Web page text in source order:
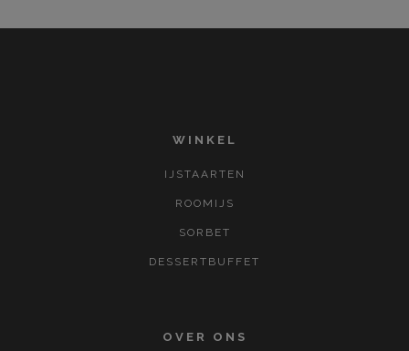
WINKEL
IJSTAARTEN
ROOMIJS
SORBET
DESSERTBUFFET
OVER ONS